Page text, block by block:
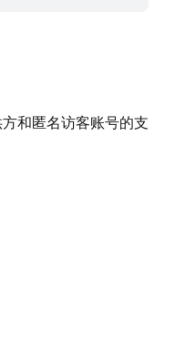
和匿名访客账号的支